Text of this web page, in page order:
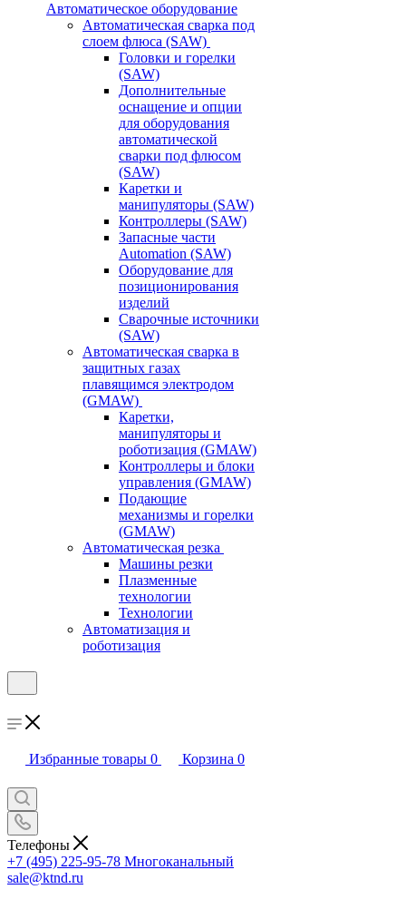
Автоматическое оборудование
Автоматическая сварка под
слоем флюса (SAW)
Головки и горелки
(SAW)
Дополнительные
оснащение и опции
для оборудования
автоматической
сварки под флюсом
(SAW)
Каретки и
манипуляторы (SAW)
Контроллеры (SAW)
Запасные части
Automation (SAW)
Оборудование для
позиционирования
изделий
Сварочные источники
(SAW)
Автоматическая сварка в
защитных газах
плавящимся электродом
(GMAW)
Каретки,
манипуляторы и
роботизация (GMAW)
Контроллеры и блоки
управления (GMAW)
Подающие
механизмы и горелки
(GMAW)
Автоматическая резка
Машины резки
Плазменные
технологии
Технологии
Автоматизация и
роботизация
Избранные товары 0 Корзина 0
Телефоны
+7 (495) 225-95-78 Многоканальный
sale@ktnd.ru